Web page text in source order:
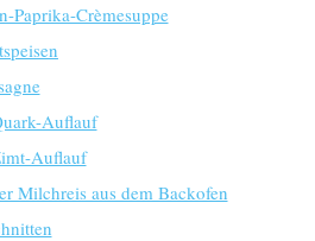
Paprika-Crèmesuppe
Auflauf
Auflauf
Milchreis aus dem Backofen